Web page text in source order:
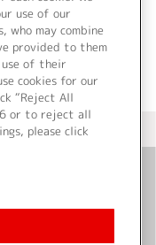
ージへ
use of our
may combine
provided to them
of their
cookies for our
“Reject All
or to reject all
please click